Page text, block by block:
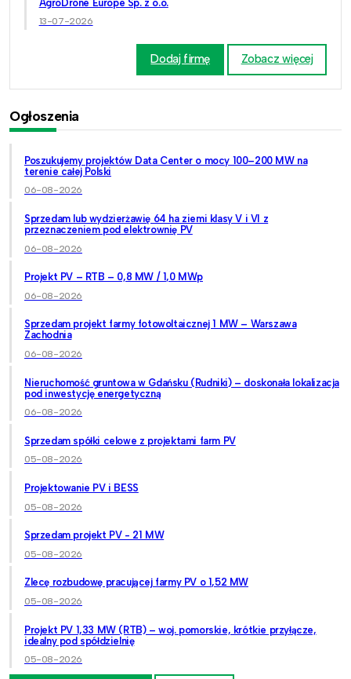
AgroDrone Europe Sp. z o.o.
13-07-2026
Dodaj firmę Zobacz więcej
Ogłoszenia
Poszukujemy projektów Data Center o mocy 100–200 MW na
terenie całej Polski
06-08-2026
Sprzedam lub wydzierżawię 64 ha ziemi klasy V i VI z
przeznaczeniem pod elektrownię PV
06-08-2026
Projekt PV – RTB – 0,8 MW / 1,0 MWp
06-08-2026
Sprzedam projekt farmy fotowoltaicznej 1 MW – Warszawa
Zachodnia
06-08-2026
Nieruchomość gruntowa w Gdańsku (Rudniki) – doskonała lokalizacja
pod inwestycję energetyczną
06-08-2026
Sprzedam spółki celowe z projektami farm PV
05-08-2026
Projektowanie PV i BESS
05-08-2026
Sprzedam projekt PV - 21 MW
05-08-2026
Zlecę rozbudowę pracującej farmy PV o 1,52 MW
05-08-2026
Projekt PV 1,33 MW (RTB) – woj. pomorskie, krótkie przyłącze,
idealny pod spółdzielnię
05-08-2026